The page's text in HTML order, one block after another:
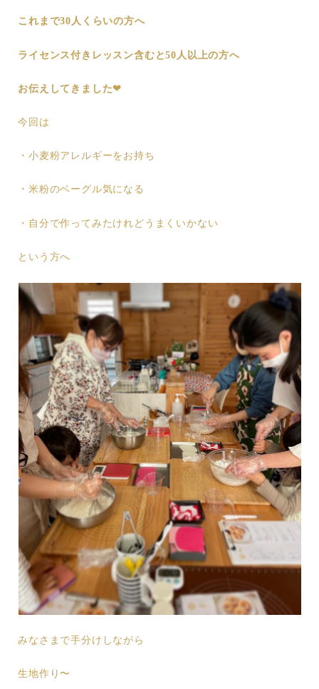
これまで30人くらいの方へ
ライセンス付きレッスン含むと50人以上の方へ
お伝えしてきました❤︎
今回は
・小麦粉アレルギーをお持ち
・米粉のベーグル気になる
・自分で作ってみたけれどうまくいかない
という方へ
みなさまで手分けしながら
生地作り〜